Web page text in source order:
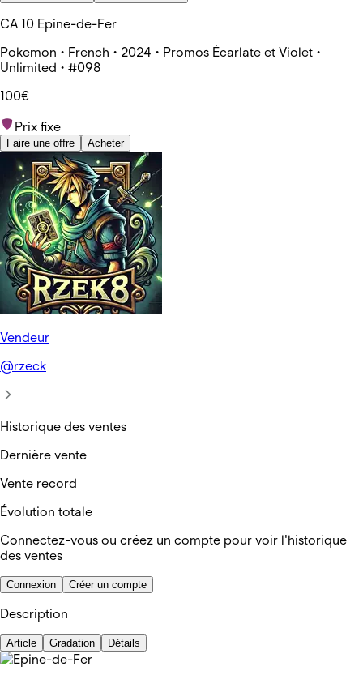
CA 10 Epine-de-Fer
Pokemon • French • 2024 • Promos Écarlate et Violet •
Unlimited • #098
100€
Prix fixe
Faire une offre Acheter
Vendeur
@rzeck
Historique des ventes
Dernière vente
Vente record
Évolution totale
Connectez-vous ou créez un compte pour voir l'historique
des ventes
Connexion Créer un compte
Description
Article Gradation Détails